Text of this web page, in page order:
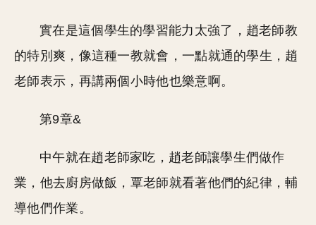
實在是這個學生的學習能力太強了，趙老師教
的特別爽，像這種一教就會，一點就通的學生，趙
老師表示，再講兩個小時他也樂意啊。
第9章&
中午就在趙老師家吃，趙老師讓學生們做作
業，他去廚房做飯，覃老師就看著他們的紀律，輔
導他們作業。